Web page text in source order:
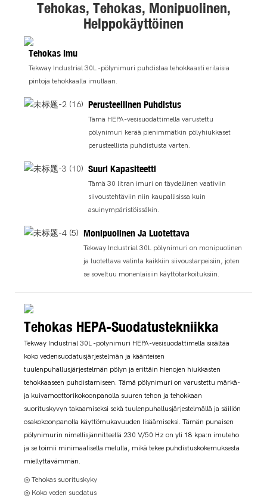
Tehokas, Tehokas, Monipuolinen,
Helppokäyttöinen
Tehokas Imu
Tekway Industrial 30L -pölynimuri puhdistaa tehokkaasti erilaisia ​​
pintoja tehokkaalla imullaan.
Perusteellinen Puhdistus
Tämä HEPA-vesisuodattimella varustettu
pölynimuri kerää pienimmätkin pölyhiukkaset
perusteellista puhdistusta varten.
Suuri Kapasiteetti
Tämä 30 litran imuri on täydellinen vaativiin
siivoustehtäviin niin kaupallisissa kuin
asuinympäristöissäkin.
Monipuolinen Ja Luotettava
Tekway Industrial 30L pölynimuri on monipuolinen
ja luotettava valinta kaikkiin siivoustarpeisiin, joten
se soveltuu monenlaisiin käyttötarkoituksiin.
Tehokas HEPA-Suodatustekniikka
Tekway Industrial 30L -pölynimuri HEPA-vesisuodattimella sisältää
koko vedensuodatusjärjestelmän ja käänteisen
tuulenpuhallusjärjestelmän pölyn ja erittäin hienojen hiukkasten
tehokkaaseen puhdistamiseen. Tämä pölynimuri on varustettu märkä-
ja kuivamoottorikokoonpanolla suuren tehon ja tehokkaan
suorituskyvyn takaamiseksi sekä tuulenpuhallusjärjestelmällä ja säiliön
osakokoonpanolla käyttömukavuuden lisäämiseksi. Tämän punaisen
pölynimurin nimellisjännitteellä 230 V/50 Hz on yli 18 kpa:n imuteho
ja se toimii minimaalisella melulla, mikä tekee puhdistuskokemuksesta
miellyttävämmän.
◎ Tehokas suorituskyky
◎ Koko veden suodatus